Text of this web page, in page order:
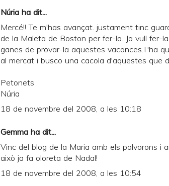
D
F
Núria ha dit...
Mercé!! Te m'has avançat. justament tinc
de la Maleta de Boston per fer-la. Jo vull fer-
ganes de provar-la aquestes vacances.T'ha
al mercat i busco una cacola d'aquestes que
Petonets
Núria
18 de novembre del 2008, a les 10:18
Gemma ha dit...
Vinc del blog de la Maria amb els polvorons i
això ja fa oloreta de Nadal!
18 de novembre del 2008, a les 10:54